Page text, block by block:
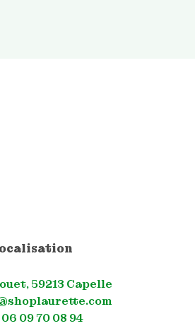
59213 Capelle
06 09 70 08 94